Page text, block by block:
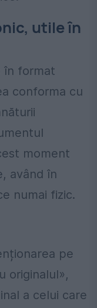
utile în
în format
conforma cu
moment
având în
numai fizic.
pe
originalul»,
a celui care